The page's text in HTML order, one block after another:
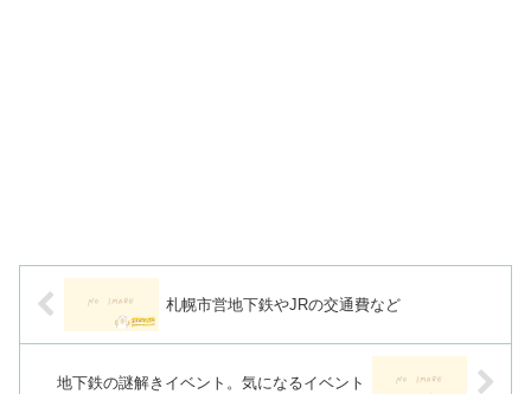
札幌市営地下鉄やJRの交通費など
地下鉄の謎解きイベント。気になるイベント